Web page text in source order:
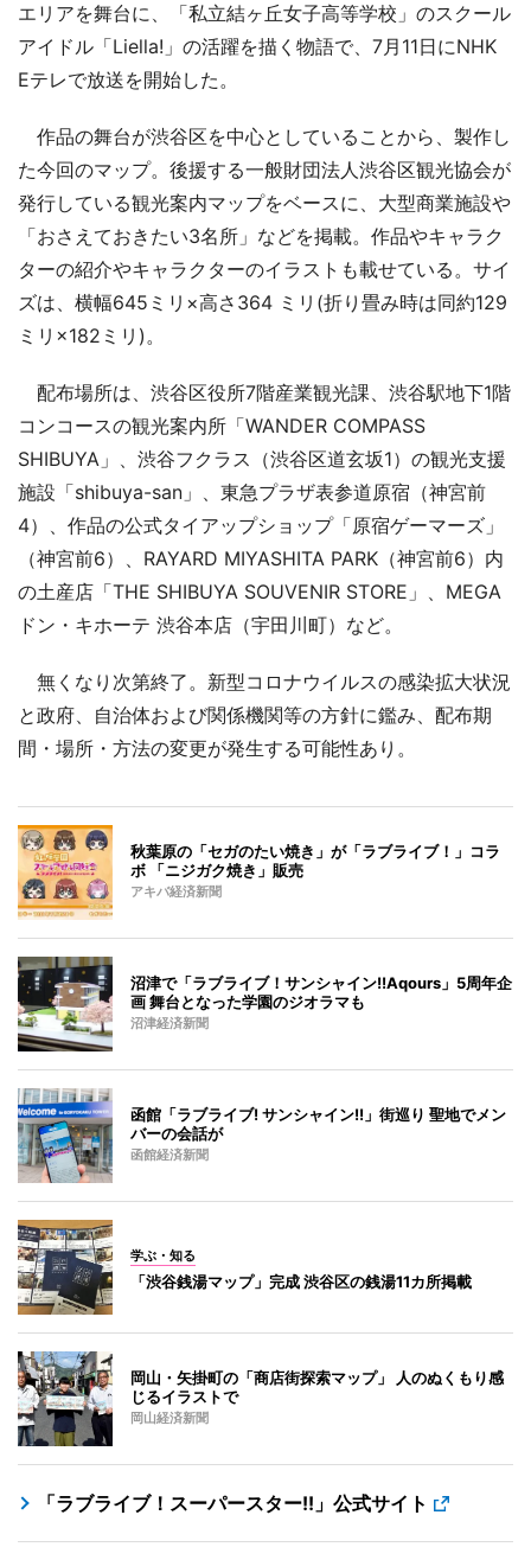
エリアを舞台に、「私立結ヶ丘女子高等学校」のスクール
アイドル「Liella!」の活躍を描く物語で、7月11日にNHK
Eテレで放送を開始した。
作品の舞台が渋谷区を中心としていることから、製作し
た今回のマップ。後援する一般財団法人渋谷区観光協会が
発行している観光案内マップをベースに、大型商業施設や
「おさえておきたい3名所」などを掲載。作品やキャラク
ターの紹介やキャラクターのイラストも載せている。サイ
ズは、横幅645ミリ×高さ364 ミリ(折り畳み時は同約129
ミリ×182ミリ)。
配布場所は、渋谷区役所7階産業観光課、渋谷駅地下1階
コンコースの観光案内所「WANDER COMPASS
SHIBUYA」、渋谷フクラス（渋谷区道玄坂1）の観光支援
施設「shibuya-san」、東急プラザ表参道原宿（神宮前
4）、作品の公式タイアップショップ「原宿ゲーマーズ」
（神宮前6）、RAYARD MIYASHITA PARK（神宮前6）内
の土産店「THE SHIBUYA SOUVENIR STORE」、MEGA
ドン・キホーテ 渋谷本店（宇田川町）など。
無くなり次第終了。新型コロナウイルスの感染拡大状況
と政府、自治体および関係機関等の方針に鑑み、配布期
間・場所・方法の変更が発生する可能性あり。
秋葉原の「セガのたい焼き」が「ラブライブ！」コラ
ボ 「ニジガク焼き」販売
アキバ経済新聞
沼津で「ラブライブ！サンシャイン!!Aqours」5周年企
画 舞台となった学園のジオラマも
沼津経済新聞
函館「ラブライブ! サンシャイン!!」街巡り 聖地でメン
バーの会話が
函館経済新聞
学ぶ・知る
「渋谷銭湯マップ」完成 渋谷区の銭湯11カ所掲載
岡山・矢掛町の「商店街探索マップ」 人のぬくもり感
じるイラストで
岡山経済新聞
「ラブライブ！スーパースター!!」公式サイト